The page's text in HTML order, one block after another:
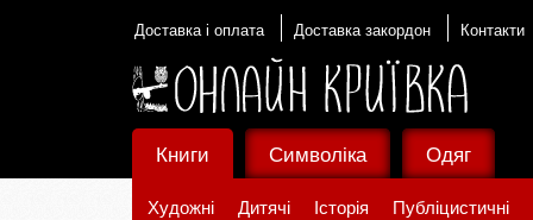
Доставка і оплата Доставка закордон Контакти
Книги
Художні Дитячі Історія Публіцистичні
Символіка Одяг